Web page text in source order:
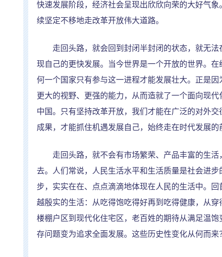
快速发展阶段，经济社会呈现出欣欣向荣的大好气
续坚定不移地走改革开放伟大道路。
走回头路，就会回到封闭半封闭的状态，就无法
现自己的更快发展。当今世界是一个开放的世界。
何一个国家只有参与这一进程才能发展壮大。正是
更大的视野、更强的能力，从而造就了一个面向现
中国。只有坚持改革开放，我们才能在广泛的对外
成果，才能抓住机遇发展自己，始终走在时代发展
走回头路，就不会有市场繁荣、产品丰富的生活
去。人们常说，人民生活水平和生活质量是社会进
步，实实在在、点点滴滴地体现在人民的生活中。回
越殷实的生活：从吃得饱吃得好再到吃得健康，从
楼棚户区到现代化住宅区，老百姓的期待从满足温
存问题变为追求全面发展。这些历史性变化从何而来